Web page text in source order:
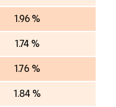
1.96 %
1.74 %
1.76 %
1.84 %